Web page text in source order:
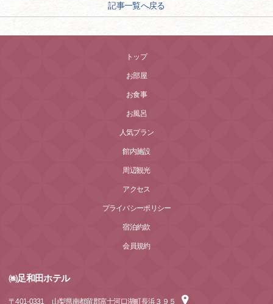
記事一覧へ戻る
トップ
お部屋
お食事
お風呂
人気プラン
館内施設
周辺観光
アクセス
プライバシーポリシー
宿泊約款
会員規約
㈱足和田ホテル
〒401-0331 山梨県南都留郡富士河口湖町長浜３９５